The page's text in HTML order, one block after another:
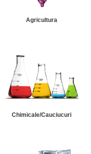
Agricultura
Chimicale/Cauciucuri